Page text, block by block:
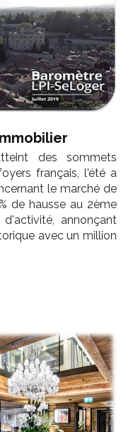
des sommets
français, l'été a
le marché de
de hausse au 2ème
annonçant
avec un million